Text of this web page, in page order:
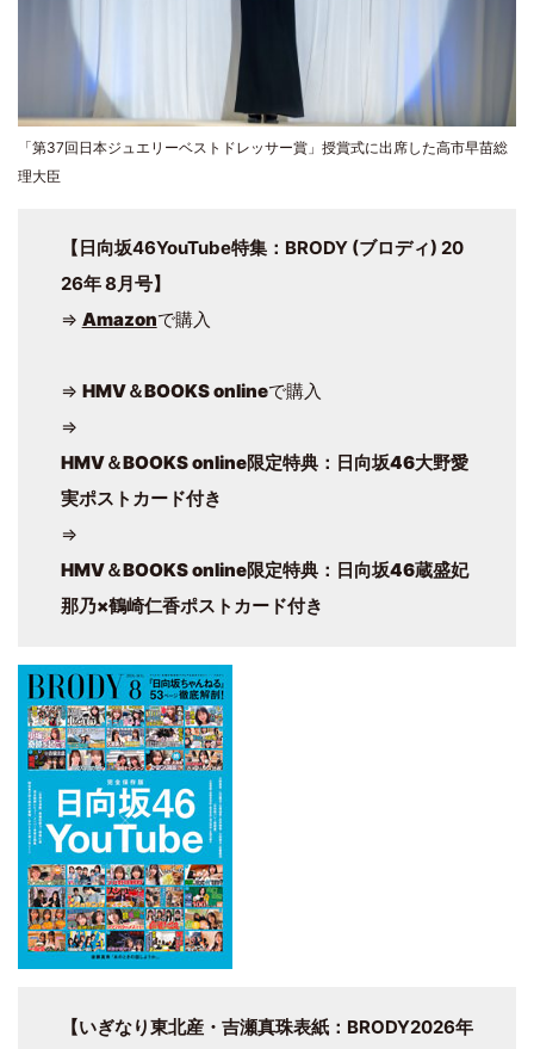
「第37回日本ジュエリーベストドレッサー賞」授賞式に出席した高市早苗総
理大臣
【日向坂46YouTube特集：BRODY (ブロディ) 20
26年 8月号】
⇒ Amazonで購入
⇒ HMV＆BOOKS onlineで購入
⇒
HMV＆BOOKS online限定特典：日向坂46大野愛
実ポストカード付き
⇒
HMV＆BOOKS online限定特典：日向坂46蔵盛妃
那乃×鶴崎仁香ポストカード付き
【いぎなり東北産・吉瀬真珠表紙：BRODY2026年